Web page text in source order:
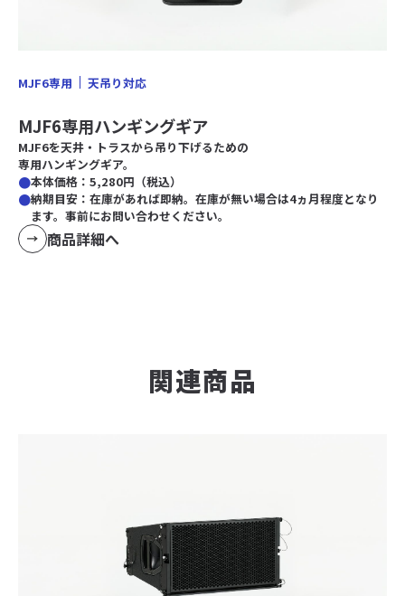
MJF6専用 天吊り対応
MJF6専用ハンギングギア
MJF6を天井・トラスから吊り下げるための
専用ハンギングギア。
本体価格：5,280円（税込）
納期目安：在庫があれば即納。在庫が無い場合は4ヵ月程度となり
ます。事前にお問い合わせください。
商品詳細へ
関連商品